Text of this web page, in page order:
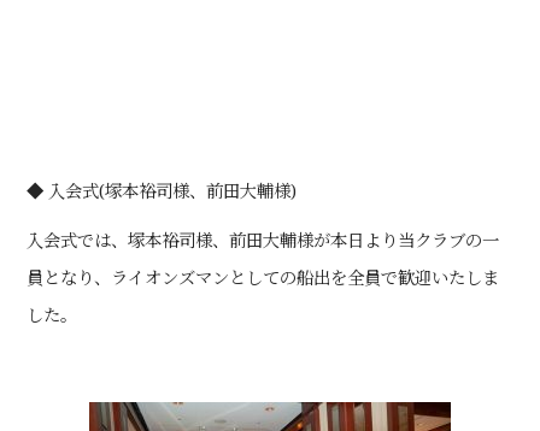
◆ 入会式(塚本裕司様、前田大輔様)
入会式では、塚本裕司様、前田大輔様が本日より当クラブの一
員となり、ライオンズマンとしての船出を全員で歓迎いたしま
した。